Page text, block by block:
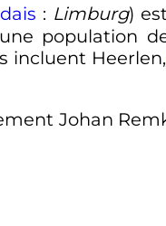
: Limburg)
population
incluent Heerlen,
Johan